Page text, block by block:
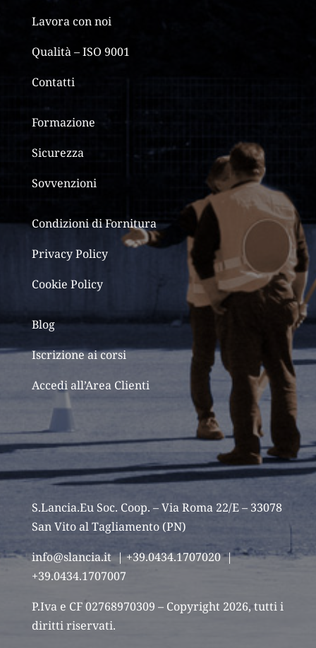
Lavora con noi
Qualità – ISO 9001
Contatti
Formazione
Sicurezza
Sovvenzioni
Condizioni di Fornitura
Privacy Policy
Cookie Policy
Blog
Iscrizione ai corsi
Accedi all’Area Clienti
S.Lancia.Eu Soc. Coop. – Via Roma 22/E – 33078
San Vito al Tagliamento (PN)
info@slancia.it| +39.0434.1707020 |
+39.0434.1707007
P.Iva e CF 02768970309 – Copyright 2026, tutti i
diritti riservati.